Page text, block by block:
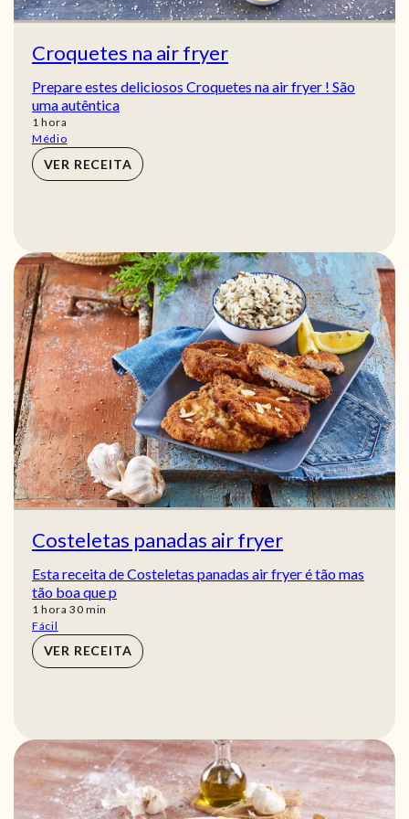
Croquetes na air fryer
Prepare estes deliciosos Croquetes na air fryer ! São
uma autêntica
1 hora
hora
Médio
VER RECEITA
Costeletas panadas air fryer
Esta receita de Costeletas panadas air fryer é tão mas
tão boa que p
1 hora
hora 30min
min
Fácil
VER RECEITA